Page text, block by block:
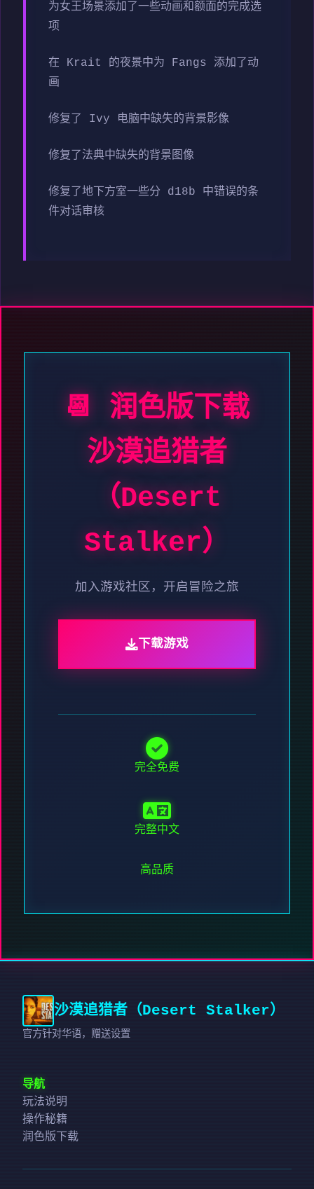
为女王场景添加了一些动画和额面的完成选
项
在 Krait 的夜景中为 Fangs 添加了动
画
修复了 Ivy 电脑中缺失的背景影像
修复了法典中缺失的背景图像
修复了地下方室一些分 d18b 中错误的条
件对话审核
📆 润色版下载
沙漠追猎者
（Desert
Stalker）
加入游戏社区，开启冒险之旅
下载游戏
完全免费
完整中文
高品质
沙漠追猎者（Desert Stalker）
官方针对华语，赠送设置
导航
玩法说明
操作秘籍
润色版下载